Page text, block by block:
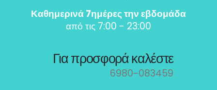
Καθημερινά 7ημέρες την εβδομάδα
από τις 7:00 - 23:00
Για προσφορά καλέστε
6980-083459